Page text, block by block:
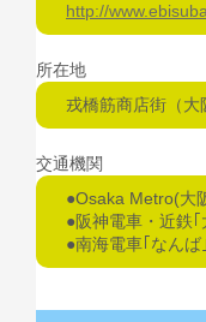
http://
所在地
戎橋筋商店街（大
交通機関
●Osaka Metro(大
●阪神電車・近鉄｢
●南海電車｢なんば